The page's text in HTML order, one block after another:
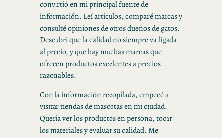
convirtió en mi principal fuente de
información. Leí artículos, comparé marcas y
consulté opiniones de otros dueños de gatos.
Descubrí que la calidad no siempre va ligada
al precio, y que hay muchas marcas que
ofrecen productos excelentes a precios
razonables.
Con la información recopilada, empecé a
visitar tiendas de mascotas en mi ciudad.
Quería ver los productos en persona, tocar
los materiales y evaluar su calidad. Me